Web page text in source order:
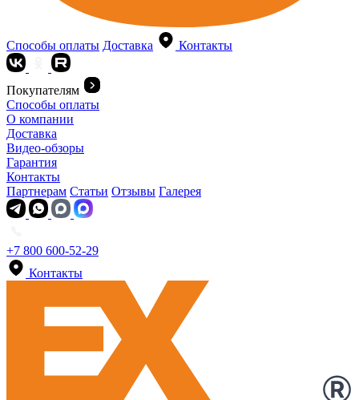
Способы оплаты Доставка Контакты
Покупателям
Способы оплаты
О компании
Доставка
Видео-обзоры
Гарантия
Контакты
Партнерам Статьи Отзывы Галерея
+7 800 600-52-29
Контакты